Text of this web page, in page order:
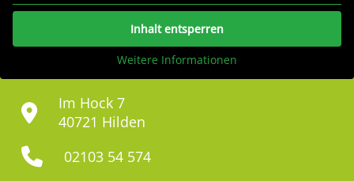
Inhalt entsperren
Weitere Informationen
Im Hock 7
40721 Hilden
02103 54 574